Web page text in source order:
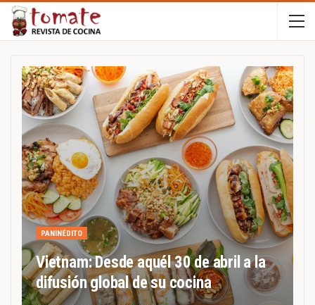
PANINÉDITO
Vietnam: Desde aquél 30 de abril a la
difusión global de su cocina